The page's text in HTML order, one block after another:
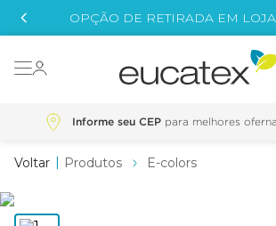
OPÇÃO DE RETIRADA EM LOJA
Informe seu CEP
Produtos E-colors
tinta